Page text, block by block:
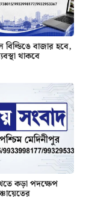
বাজার হবে,
থাকবে
কড়া পদক্ষেপ